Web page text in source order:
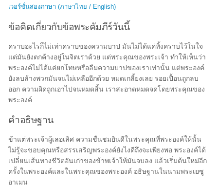
เวอร์ชั่นสองภาษา (ภาษาไทย / English)
ข้อคิดเกี่ยวกับข้อพระคัมภีร์วันนี้
คราบอะไรก็ไม่เท่าคราบของความบาป มันไม่ได้แค่ทิ้งคราบไว้ในใจ
แต่มันยังตกค้างอยู่ในจิตเราด้วย แต่พระคุณของพระเจ้า ทำให้เห็นว่า
พระองค์ไม่ได้แค่ยกโทษหรือลืมความบาปของเราเท่านั้น แต่พระองค์
ยังลบล้างพวกมันจนไม่เหลืออีกด้วย หมดเกลี้ยงเลย รอยเปื้อนถูกลบ
ออก ความผิดถูกเอาไปจนหมดสิ้น เราสะอาดหมดจดโดยพระคุณของ
พระองค์
คำอธิษฐาน
ข้าแต่พระเจ้าผู้เลอเลิศ ความชื่นชมยินดีในพระคุณที่พระองค์ให้นั้น
ไม่รู้จะขอบคุณหรือสรรเสริญพระองค์ยังไงดีถึงจะเพียงพอ พระองค์ได้
เปลี่ยนเส้นทางชีวิตอันเก่าของข้าพเจ้าให้มันจบลง แล้วเริ่มต้นใหม่อีก
ครั้งในพระองค์และในพระคุณของพระองค์ อธิษฐานในนามพระเยซู
อาเมน